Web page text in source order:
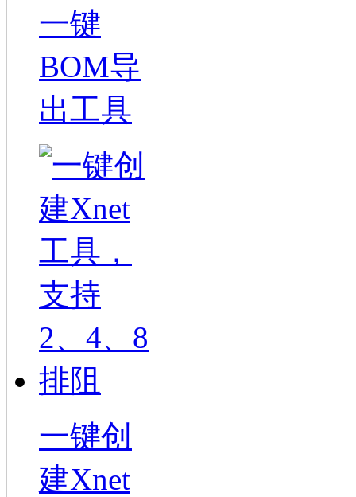
一键
BOM导
出工具
一键创
建Xnet